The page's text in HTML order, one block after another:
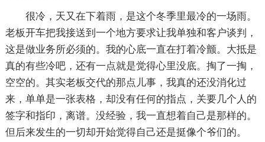
很冷，天又在下着雨，是这个冬季里最冷的一场雨。
老板开车把我接送到一个地方要求让我单独和客户谈判，
这是做业务所必须的。我的心底一直在打着冷颤。大抵是
真的有些冷吧，还有一点就是觉得心里没底。掏了一掏，
空空的。其实老板交代的那点儿事，我真的还没消化过
来，单单是一张表格，却没有任何的指点，关要几个人的
签字和指印，离谱。没经验，我一直想着自己是那样的。
但后来发生的一切却开始觉得自己还是挺像个爷们的。